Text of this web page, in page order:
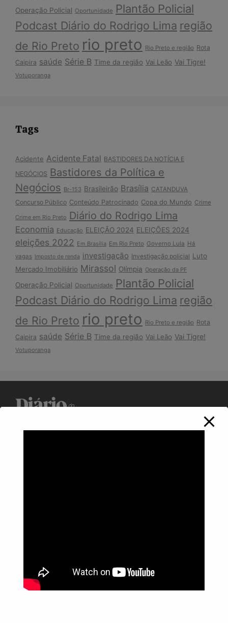
Operação Policial Oportunidade Plantão Policial
Podcast Diário do Rodrigo Lima região
de Rio Preto rio preto Rio Preto e região Rota
Caipira saúde Série B Time da região Vai Leão Vai Tigre!
Votuporanga
Tags
Acidente Acidente Fatal BASTIDORES DA NOTÍCIA E
NEGÓCIOS Bastidores da Política e
Negócios Br-153 Brasileirão Brasília CATANDUVA
Concurso Público Conteúdo Patrocinado Copa do Mundo Crime
Crime em Rio Preto Diário do Rodrigo Lima
Economia Educação ELEIÇÃO 2024 ELEIÇÕES 2024
eleições 2022 Em Brasília Em Rio Preto Governo Lula Há
vagas Imposto de renda investigação Investigação policial Luto
Mercado Imobiliário Mirassol Olímpia Operação da PF
Operação Policial Oportunidade Plantão Policial
Podcast Diário do Rodrigo Lima região
de Rio Preto rio preto Rio Preto e região Rota
Caipira saúde Série B Time da região Vai Leão Vai Tigre!
Votuporanga
WhatsApp: (17) 99268-0565